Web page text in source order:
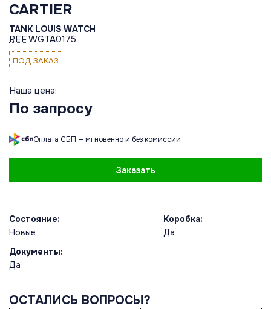
CARTIER
TANK LOUIS WATCH
REFWGTA0175
ПОД ЗАКАЗ
Наша цена:
По запросу
Оплата СБП — мгновенно и без комиссии
Заказать
Состояние:
Новые
Коробка:
Да
Документы:
Да
ОСТАЛИСЬ ВОПРОСЫ?